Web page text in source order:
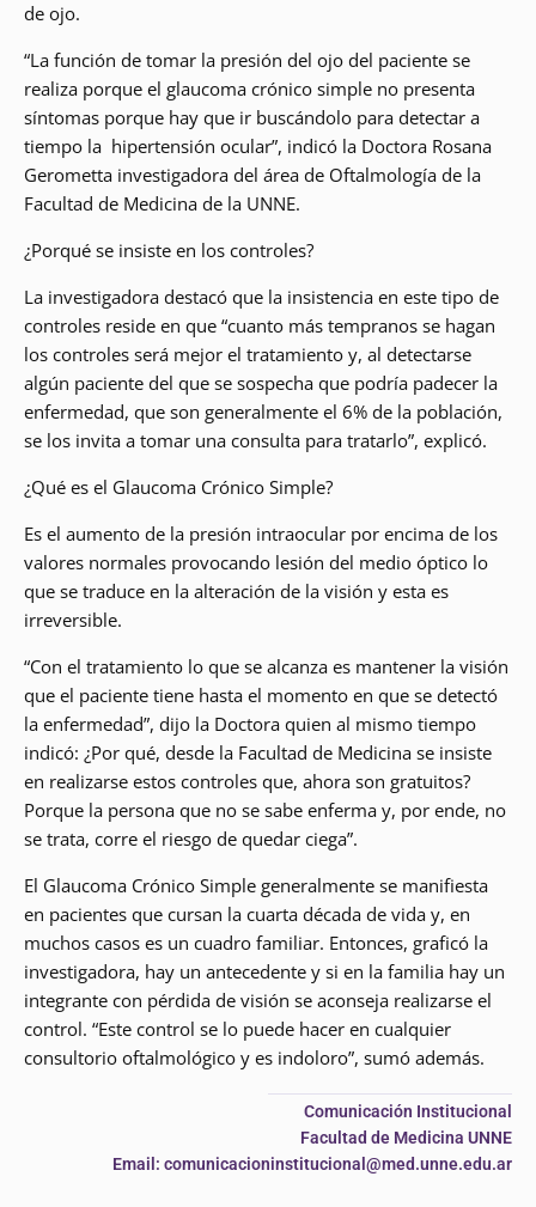
de ojo.
“La función de tomar la presión del ojo del paciente se
realiza porque el glaucoma crónico simple no presenta
síntomas porque hay que ir buscándolo para detectar a
tiempo la hipertensión ocular”, indicó la Doctora Rosana
Gerometta investigadora del área de Oftalmología de la
Facultad de Medicina de la UNNE.
¿Porqué se insiste en los controles?
La investigadora destacó que la insistencia en este tipo de
controles reside en que “cuanto más tempranos se hagan
los controles será mejor el tratamiento y, al detectarse
algún paciente del que se sospecha que podría padecer la
enfermedad, que son generalmente el 6% de la población,
se los invita a tomar una consulta para tratarlo”, explicó.
¿Qué es el Glaucoma Crónico Simple?
Es el aumento de la presión intraocular por encima de los
valores normales provocando lesión del medio óptico lo
que se traduce en la alteración de la visión y esta es
irreversible.
“Con el tratamiento lo que se alcanza es mantener la visión
que el paciente tiene hasta el momento en que se detectó
la enfermedad”, dijo la Doctora quien al mismo tiempo
indicó: ¿Por qué, desde la Facultad de Medicina se insiste
en realizarse estos controles que, ahora son gratuitos?
Porque la persona que no se sabe enferma y, por ende, no
se trata, corre el riesgo de quedar ciega”.
El Glaucoma Crónico Simple generalmente se manifiesta
en pacientes que cursan la cuarta década de vida y, en
muchos casos es un cuadro familiar. Entonces, graficó la
investigadora, hay un antecedente y si en la familia hay un
integrante con pérdida de visión se aconseja realizarse el
control. “Este control se lo puede hacer en cualquier
consultorio oftalmológico y es indoloro”, sumó además.
Comunicación Institucional
Facultad de Medicina UNNE
Email: comunicacioninstitucional@med.unne.edu.ar